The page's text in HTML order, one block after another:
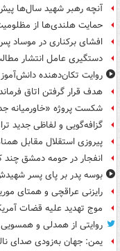
آنچه رهبر شهید سال‌ها
حمایت هلندی‌ها از
افشای برکناری در موساد
دستگیری عامل انتشار
روایت تکان‌دهنده دانش‌آموز
هدف قرار گرفتن اتاق‌
شکست پروژه «خاورمیانه
گزافه‌گویی و لفاظی جدید
پیروزی استقلال مقابل
انفجار در حومه دمشق
بوسه‌ پدر بر پای پسر
رایزنی عراقچی و همتای
موج تهدید علیه قضات
روایتی از همدلی و
یمن: جهان به‌زودی صدای